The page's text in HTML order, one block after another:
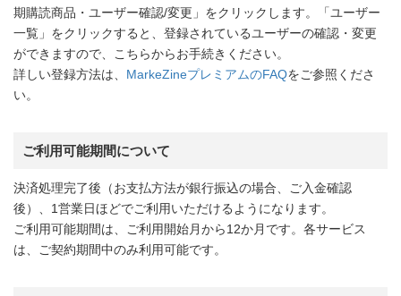
期購読商品・ユーザー確認/変更」をクリックします。「ユーザー
一覧」をクリックすると、登録されているユーザーの確認・変更
ができますので、こちらからお手続きください。
詳しい登録方法は、 MarkeZineプレミアムのFAQをご参照くださ
い。
ご利用可能期間について
決済処理完了後（お支払方法が銀行振込の場合、ご入金確認
後）、1営業日ほどでご利用いただけるようになります。
ご利用可能期間は、ご利用開始月から12か月です。各サービス
は、ご契約期間中のみ利用可能です。